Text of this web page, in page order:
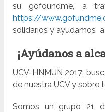
su gofoundme, a
https://
solidarios y ayudamos
¡Ayúdanos a
UCV-HNMUN 2017:
de nuestra UCV y sobre
Somos un grupo 21